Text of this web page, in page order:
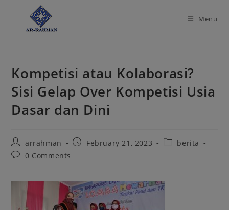
Menu
Kompetisi atau Kolaborasi?
Sisi Gelap Over Kompetisi Usia
Dasar dan Dini
arrahman February 21, 2023
berita
0 Comments